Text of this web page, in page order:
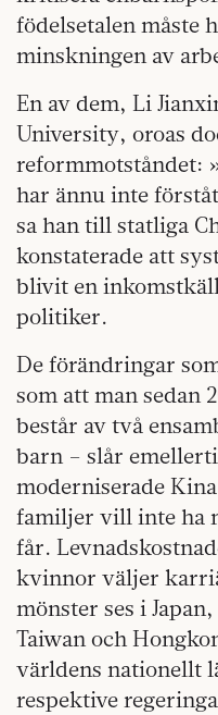
födelsetalen måste
minskningen av
En av dem, Li
University, oroas
reformmotståndet:
har ännu inte
sa han till statliga
konstaterade att
blivit en
politiker.
De förändringar
som att man sedan
består av två
barn – slår
moderniserade
familjer vill inte ha
får.
kvinnor väljer
mönster ses i
Taiwan och
världens nationellt
respektive